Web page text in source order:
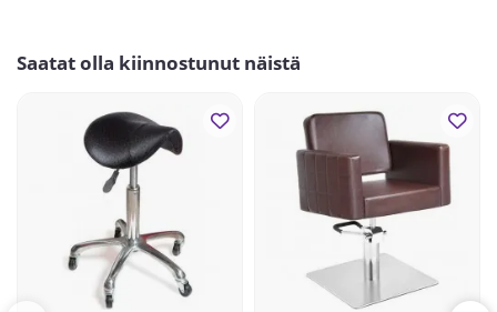
Saatat olla kiinnostunut näistä